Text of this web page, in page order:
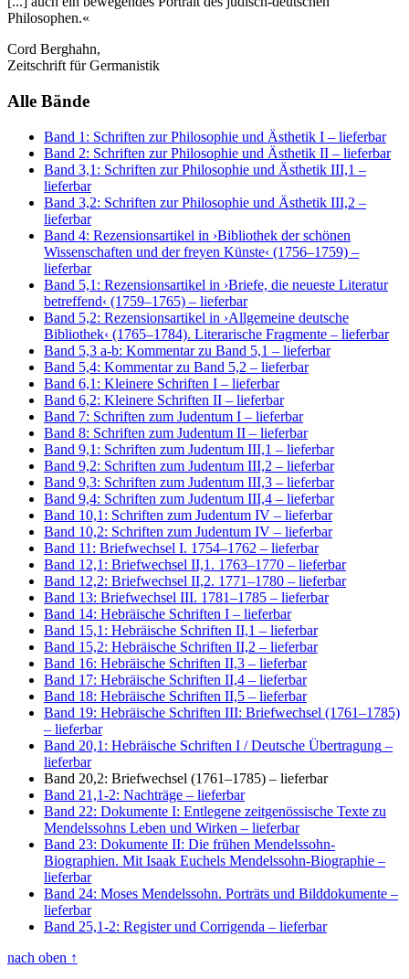
Philosophen.«
Cord Berghahn,
Zeitschrift für Germanistik
Alle Bände
Band 1: Schriften zur Philosophie und Ästhetik I – lieferbar
Band 2: Schriften zur Philosophie und Ästhetik II – lieferbar
Band 3,1: Schriften zur Philosophie und Ästhetik III,1 –
lieferbar
Band 3,2: Schriften zur Philosophie und Ästhetik III,2 –
lieferbar
Band 4: Rezensionsartikel in ›Bibliothek der schönen
Wissenschaften und der freyen Künste‹ (1756–1759) –
lieferbar
Band 5,1: Rezensionsartikel in ›Briefe, die neueste Literatur
betreffend‹ (1759–1765) – lieferbar
Band 5,2: Rezensionsartikel in ›Allgemeine deutsche
Bibliothek‹ (1765–1784). Literarische Fragmente – lieferbar
Band 5,3 a-b: Kommentar zu Band 5,1 – lieferbar
Band 5,4: Kommentar zu Band 5,2 – lieferbar
Band 6,1: Kleinere Schriften I – lieferbar
Band 6,2: Kleinere Schriften II – lieferbar
Band 7: Schriften zum Judentum I – lieferbar
Band 8: Schriften zum Judentum II – lieferbar
Band 9,1: Schriften zum Judentum III,1 – lieferbar
Band 9,2: Schriften zum Judentum III,2 – lieferbar
Band 9,3: Schriften zum Judentum III,3 – lieferbar
Band 9,4: Schriften zum Judentum III,4 – lieferbar
Band 10,1: Schriften zum Judentum IV – lieferbar
Band 10,2: Schriften zum Judentum IV – lieferbar
Band 11: Briefwechsel I. 1754–1762 – lieferbar
Band 12,1: Briefwechsel II,1. 1763–1770 – lieferbar
Band 12,2: Briefwechsel II,2. 1771–1780 – lieferbar
Band 13: Briefwechsel III. 1781–1785 – lieferbar
Band 14: Hebräische Schriften I – lieferbar
Band 15,1: Hebräische Schriften II,1 – lieferbar
Band 15,2: Hebräische Schriften II,2 – lieferbar
Band 16: Hebräische Schriften II,3 – lieferbar
Band 17: Hebräische Schriften II,4 – lieferbar
Band 18: Hebräische Schriften II,5 – lieferbar
Band 19: Hebräische Schriften III: Briefwechsel (1761–1785)
– lieferbar
Band 20,1: Hebräische Schriften I / Deutsche Übertragung –
lieferbar
Band 20,2: Briefwechsel (1761–1785) – lieferbar
Band 21,1-2: Nachträge – lieferbar
Band 22: Dokumente I: Entlegene zeitgenössische Texte zu
Mendelssohns Leben und Wirken – lieferbar
Band 23: Dokumente II: Die frühen Mendelssohn-
Biographien. Mit Isaak Euchels Mendelssohn-Biographie –
lieferbar
Band 24: Moses Mendelssohn. Porträts und Bilddokumente –
lieferbar
Band 25,1-2: Register und Corrigenda – lieferbar
nach oben ↑